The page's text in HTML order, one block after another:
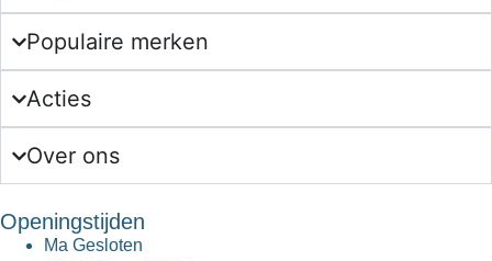
Populaire merken
Acties
Over ons
Openingstijden
Ma Gesloten